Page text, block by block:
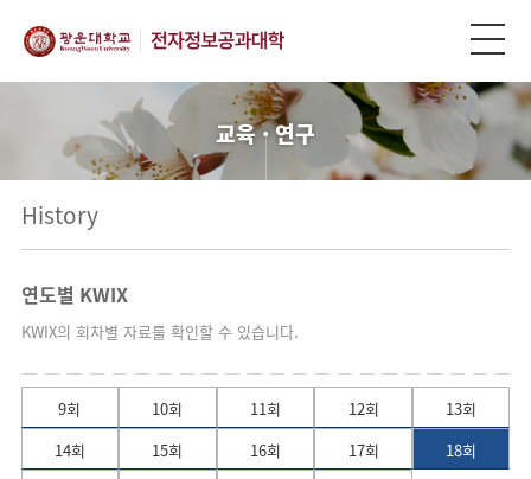
교육 · 연구
History
연도별 KWIX
KWIX의 회차별 자료를 확인할 수 있습니다.
9회 10회 11회 12회
13회
14회
15회 16회 17회
18회